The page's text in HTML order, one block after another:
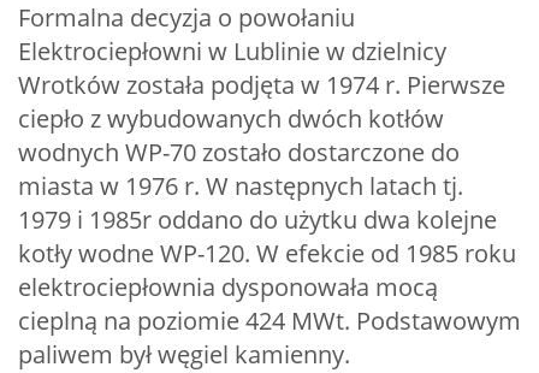
Formalna decyzja o powołaniu
Elektrociepłowni w Lublinie w dzielnicy
Wrotków została podjęta w 1974 r. Pierwsze
ciepło z wybudowanych dwóch kotłów
wodnych WP-70 zostało dostarczone do
miasta w 1976 r. W następnych latach tj.
1979 i 1985r oddano do użytku dwa kolejne
kotły wodne WP-120. W efekcie od 1985 roku
elektrociepłownia dysponowała mocą
cieplną na poziomie 424 MWt. Podstawowym
paliwem był węgiel kamienny.